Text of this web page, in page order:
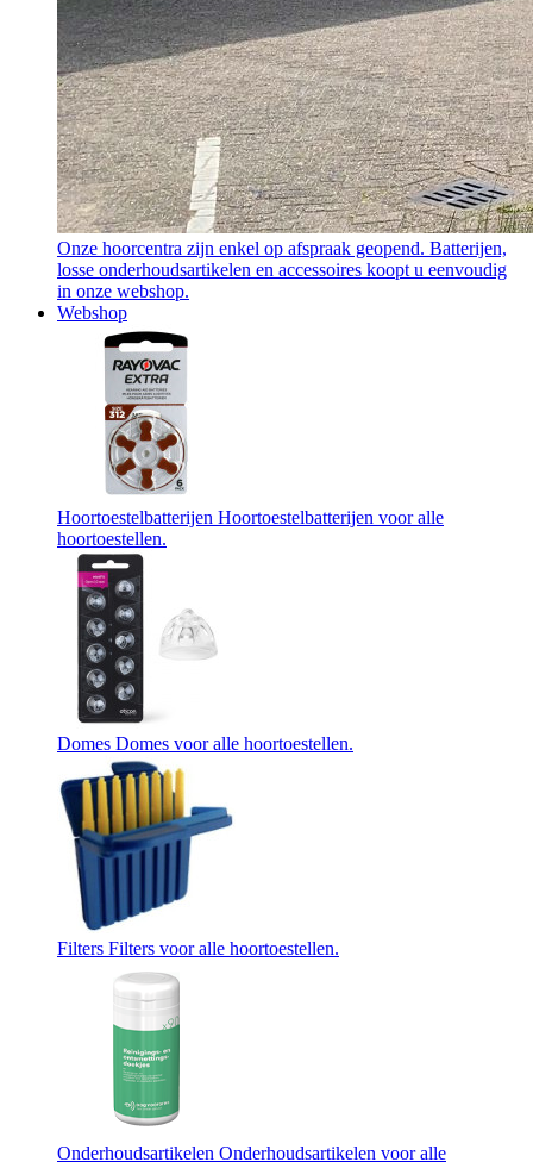
Onze hoorcentra zijn enkel op afspraak geopend. Batterijen,
losse onderhoudsartikelen en accessoires koopt u eenvoudig
in onze webshop.
Webshop
Hoortoestelbatterijen Hoortoestelbatterijen voor alle
hoortoestellen.
Domes Domes voor alle hoortoestellen.
Filters Filters voor alle hoortoestellen.
Onderhoudsartikelen Onderhoudsartikelen voor alle